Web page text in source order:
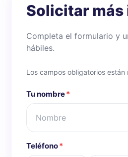
Solicitar
Completa el formulario y
hábiles.
Los campos obligatorios están
Tu nombre*
Teléfono*